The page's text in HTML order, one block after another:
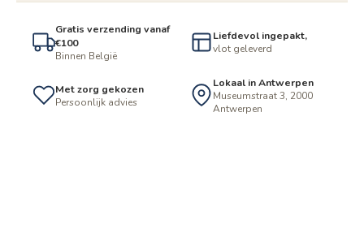
Gratis verzending vanaf
€100
Binnen België
Liefdevol ingepakt,
vlot geleverd
Met zorg gekozen
Persoonlijk advies
Lokaal in Antwerpen
Museumstraat 3, 2000
Antwerpen